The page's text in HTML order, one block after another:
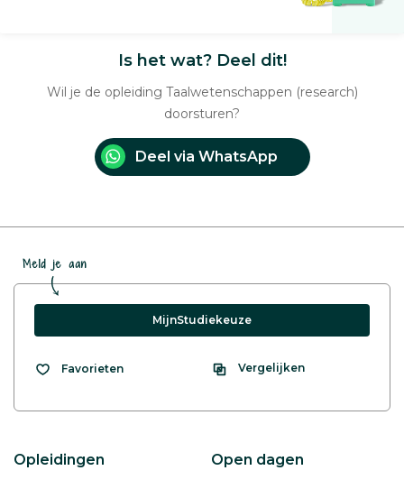
Is het wat? Deel dit!
Wil je de opleiding Taalwetenschappen (research)
doorsturen?
Deel via WhatsApp
Meld je aan
MijnStudiekeuze
Favorieten Vergelijken
Opleidingen Open dagen